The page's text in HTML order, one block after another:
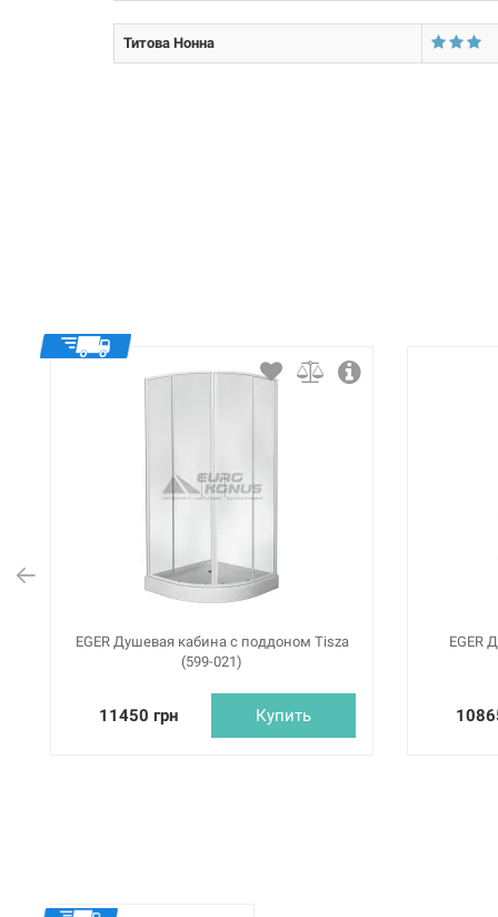
Высота:
Титова Нонна
EGER Душевая кабина с поддоном Tisza
(599-021)
11450 грн Купить
EGER